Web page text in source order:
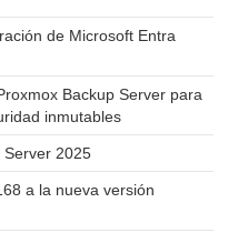
de Microsoft Entra
Backup Server para
inmutables
Server 2025
a la nueva versión